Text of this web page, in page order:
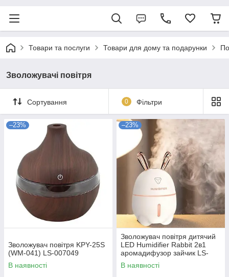
Товари та послуги Товари для дому та подарунки
Зволожувачі повітря
Сортування 0 Фільтри
–23%
Зволожувач повітря KPY-25S
(WM-041) LS-007049
В наявності
–23%
Зволожувач повітря дитячий
LED Humidifier Rabbit 2в1
аромадифузор зайчик LS-
010126
В наявності